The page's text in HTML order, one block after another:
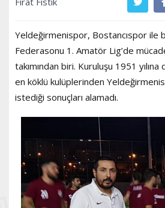
Yeldeğirmenispor, Bostancıspor ile
Federasonu 1. Amatör Lig’de
takımından biri. Kuruluşu 1951 yılına
en köklü kulüplerinden
istediği sonuçları alamadı.